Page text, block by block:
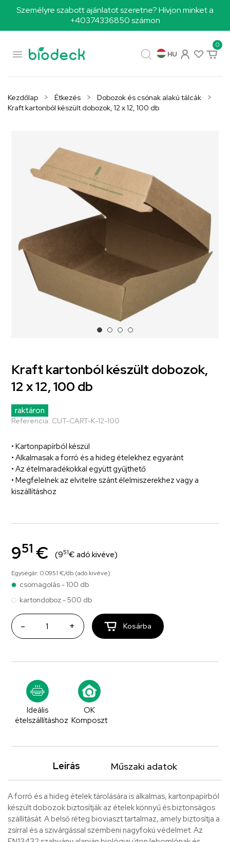
Személyre szabott ajánlatot szeretne? Hívjon minket a
+40374336850 számon

0
HU
Kezdőlap Étkezés
Dobozok és csónak alakú tálcák
Kraft kartonból készült dobozok, 12 x 12, 100 db
Kraft kartonból készült dobozok,
12 x 12, 100 db
raktáron
Referencia: CUT-CART-K-12-100
• Kartonpapírból készül
• Alkalmasak a forró és a hideg ételekhez egyaránt
• Az ételmaradékokkal együtt gyűjthető
• Megfelelnek az elvitelre szánt élelmiszerekhez vagy a
kiszállításhoz
951 € (951€ adó.kivéve)
Egységár: 0.0951 €/db (adó.kivéve)
csomagolás - 100 db
kartondoboz - 500 db
- + Kosárba
Ideális
ételszállításhoz
OK
Komposzt
Leírás Műszaki adatok
A forró és a hideg ételek tárolására is alkalmas, kartonpapírból
készült dobozok biztosítják az ételek könnyű és biztonságos
szállítását. A belső réteg bioviaszt tartalmaz, amely biztosítja a
zsírral és a szivárgással szembeni nagyfokú védelmet. Az